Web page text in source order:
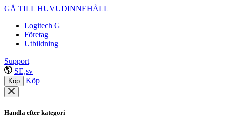
GÅ TILL HUVUDINNEHÅLL
Logitech G
Företag
Utbildning
Support
SE,sv
Köp Köp
Handla efter kategori